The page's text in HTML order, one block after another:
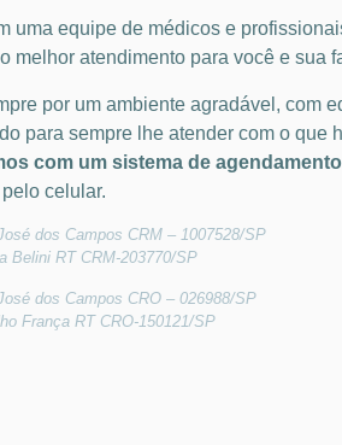
uma equipe de médicos e
melhor atendimento para você e sua
por um ambiente agradável, com
para sempre lhe atender com o que
com um sistema de
celular.
dos Campos CRM – 1007528/SP
Belini RT CRM-203770/SP
dos Campos CRO – 026988/SP
França RT CRO-150121/SP